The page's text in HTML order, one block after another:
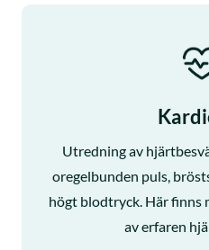
Utredning av
oregelbunden puls,
högt blodtryck. Här finns
av erfaren